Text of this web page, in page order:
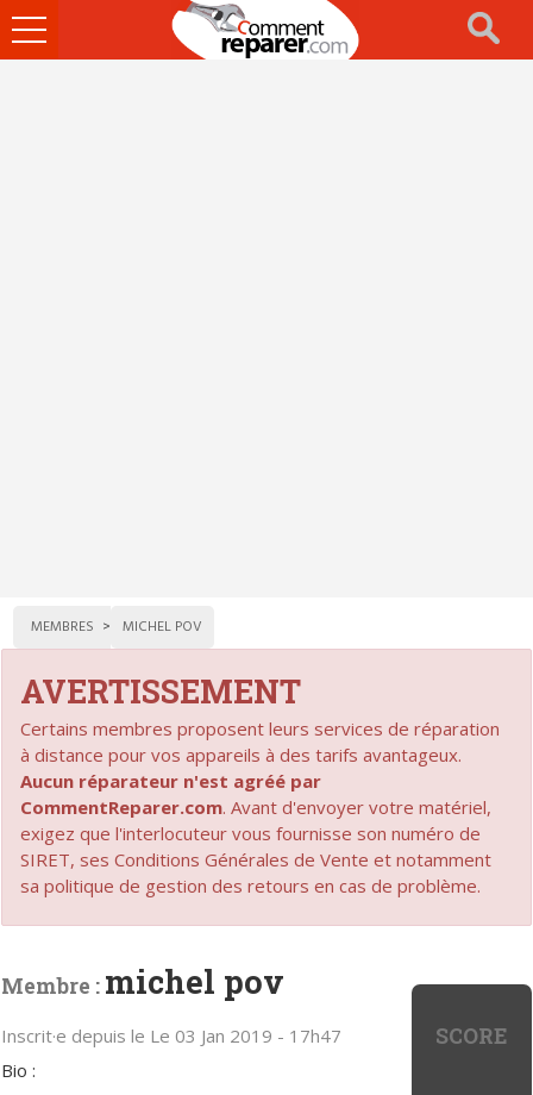
Ouvrir
le
MEMBRES MICHEL POV
AVERTISSEMENT
Certains membres proposent leurs services de réparation
à distance pour vos appareils à des tarifs avantageux.
Aucun réparateur n'est agréé par
CommentReparer.com. Avant d'envoyer votre matériel,
exigez que l'interlocuteur vous fournisse son numéro de
SIRET, ses Conditions Générales de Vente et notamment
sa politique de gestion des retours en cas de problème.
SCORE
Membre : michel pov
Inscrit·e depuis le Le 03 Jan 2019 - 17h47
Bio :